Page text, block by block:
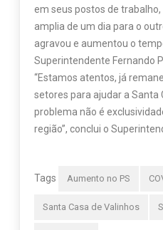
em seus postos de
amplia de um dia para o
agravou e aumentou o
Superintendente Fernando
“Estamos atentos, já
setores para ajudar a Santa
problema não é
região”, conclui o
Tags Aumento no PS
Santa Casa de Valinhos